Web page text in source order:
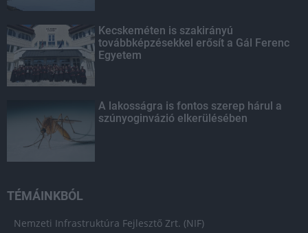
Kecskeméten is szakirányú
továbbképzésekkel erősít a Gál Ferenc
Egyetem
A lakosságra is fontos szerep hárul a
szúnyoginvázió elkerülésében
TÉMÁINKBÓL
Nemzeti Infrastruktúra Fejlesztő Zrt. (NIF)